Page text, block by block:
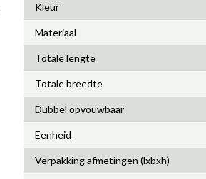
Kleur
Materiaal
Totale lengte
Totale breedte
Dubbel opvouwbaar
Eenheid
Verpakking afmetingen (lxbxh)